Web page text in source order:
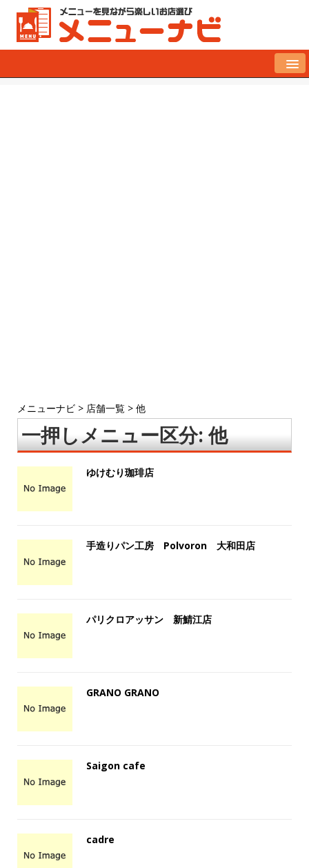
メニューナビ > 店舗一覧 > 他
一押しメニュー区分:他
ゆけむり珈琲店
手造りパン工房 Polvoron 大和田店
パリクロアッサン 新鯖江店
GRANO GRANO
Saigon cafe
cadre